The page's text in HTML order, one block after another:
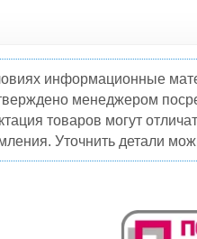
информационные
менеджером
товаров могут
Уточнить детали